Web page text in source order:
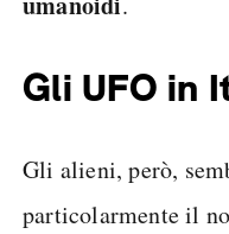
Gli UFO in
Gli alieni, però,
particolarmente il